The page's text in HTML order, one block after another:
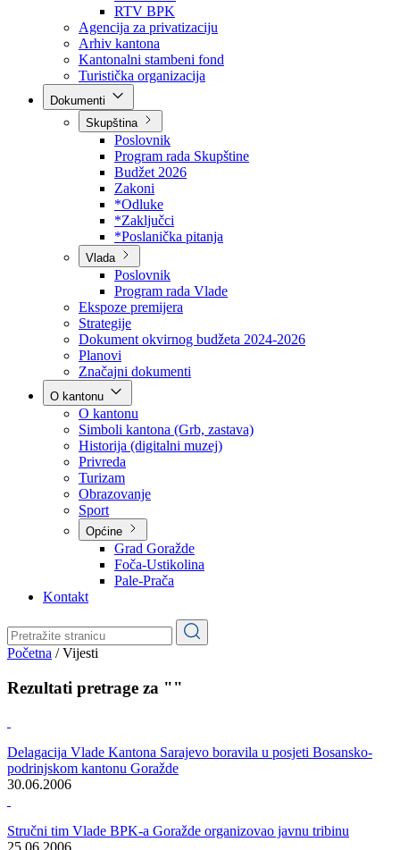
Direkcija za šumarstvo
Javna preduzeća
BPK šume
RTV BPK
Agencija za privatizaciju
Arhiv kantona
Kantonalni stambeni fond
Turistička organizacija
Skupština
Poslovnik
Program rada Skupštine
Budžet 2026
Zakoni
*Odluke
*Zaključci
*Poslanička pitanja
Vlada
Poslovnik
Program rada Vlade
Ekspoze premijera
Strategije
Dokument okvirnog budžeta 2024-2026
Planovi
Značajni dokumenti
O kantonu
O kantonu
Simboli kantona (Grb, zastava)
Historija (digitalni muzej)
Privreda
Turizam
Obrazovanje
Općine
Pale-Prača
Kontakt
Vijesti